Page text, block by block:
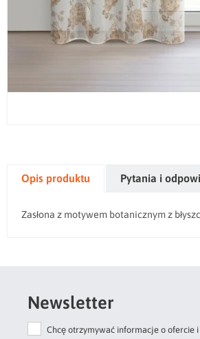
Opis produktu Pytania i
Zasłona z motywem botanicznym z
Newsletter
Chcę otrzymywać informacje o ofercie